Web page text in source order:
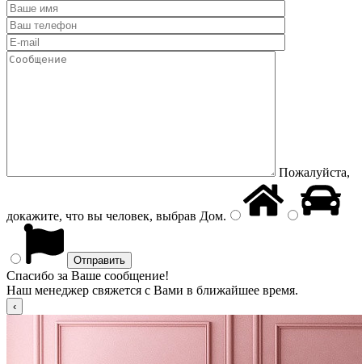
Пожалуйста,
докажите, что вы человек, выбрав Дом.
Спасибо за Ваше сообщение!
Наш менеджер свяжется с Вами в ближайшее время.